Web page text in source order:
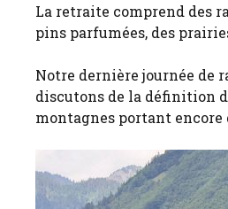
La retraite comprend des
pins parfumées, des
Notre dernière journée de
discutons de la définition
montagnes portant encore